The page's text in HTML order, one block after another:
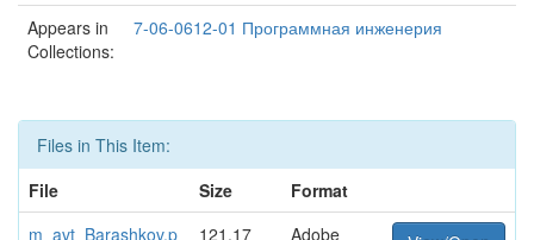
Appears in
Collections:
7-06-0612-01 Программная инженерия
Files in This Item:
File
Size
Format
m_avt_Barashkov.p
121.17 Adobe